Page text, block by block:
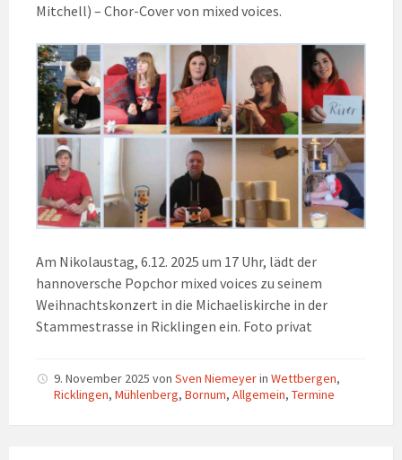
Mitchell) – Chor-Cover von mixed voices.
Am Nikolaustag, 6.12. 2025 um 17 Uhr, lädt der
hannoversche Popchor mixed voices zu seinem
Weihnachtskonzert in die Michaeliskirche in der
Stammestrasse in Ricklingen ein. Foto privat
9. November 2025 von Sven Niemeyerin Wettbergen,
Ricklingen, Mühlenberg, Bornum, Allgemein, Termine